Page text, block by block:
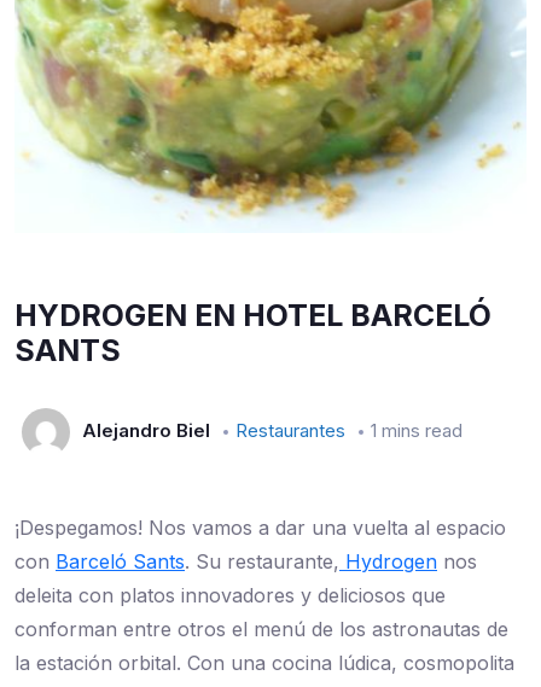
HYDROGEN EN HOTEL BARCELÓ
SANTS
Alejandro Biel Restaurantes 1 mins read
¡Despegamos! Nos vamos a dar una vuelta al espacio
con Barceló Sants. Su restaurante, Hydrogen nos
deleita con platos innovadores y deliciosos que
conforman entre otros el menú de los astronautas de
la estación orbital. Con una cocina lúdica, cosmopolita